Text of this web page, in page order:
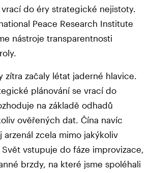
vrací do éry strategické nejistoty.
Peace Research Institute
nástroje transparentnosti
zítra začaly létat jaderné hlavice.
plánování se vrací do
na základě odhadů
ověřených dat. Čína navíc
arzenál zcela mimo jakýkoliv
vstupuje do fáze improvizace,
brzdy, na které jsme spoléhali